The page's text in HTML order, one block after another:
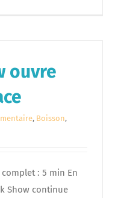
ouvre
, Boisson,
: 5 min En
Show continue